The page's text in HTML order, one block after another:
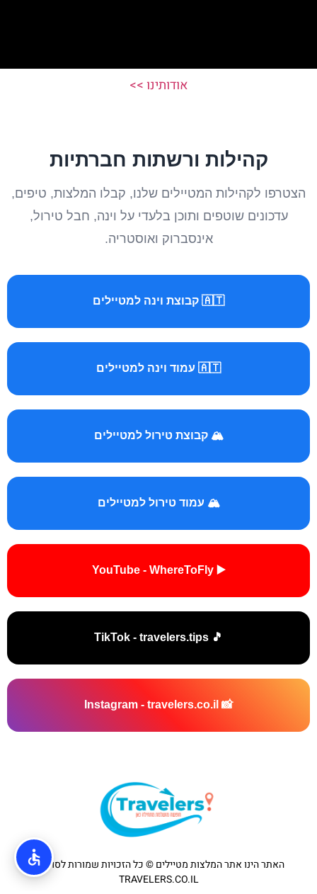
אודותינו >>
קהילות ורשתות חברתיות
הצטרפו לקהילות המטיילים שלנו, קבלו המלצות, טיפים,
עדכונים שוטפים ותוכן בלעדי על וינה, חבל טירול,
אינסברוק ואוסטריה.
🇦🇹 קבוצת וינה למטיילים
🇦🇹 עמוד וינה למטיילים
🏔️ קבוצת טירול למטיילים
🏔️ עמוד טירול למטיילים
▶️ YouTube - WhereToFly
🎵 TikTok - travelers.tips
📸 Instagram - travelers.co.il
האתר הינו אתר המלצות מטיילים © כל הזכויות שמורות לסוכנות
TRAVELERS.CO.IL